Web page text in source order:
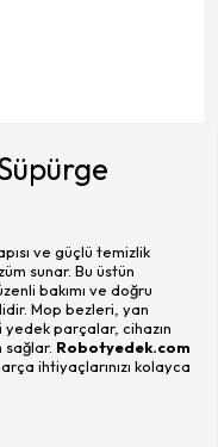
ve güçlü temizlik
sunar. Bu üstün
bakımı ve doğru
Mop bezleri, yan
parçalar, cihazın
sağlar. Robotyedek.com
ihtiyaçlarınızı kolayca